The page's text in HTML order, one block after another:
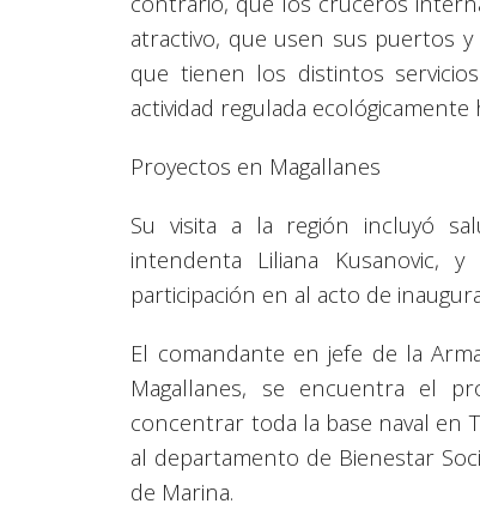
atractivo, que usen sus puertos
que tienen los distintos
actividad regulada ecológicamente
Proyectos en Magallanes
Su visita a la región incluyó
intendenta Liliana Kusanovic,
participación en al acto de
El comandante en jefe de la
Magallanes, se encuentra el
concentrar toda la base naval en
al departamento de Bienestar
de Marina.